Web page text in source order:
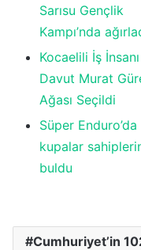
Sarısu Gençlik
Kampı’nda
Kocaelili İş İnsanı
Davut Murat
Ağası Seçildi
Süper Enduro’da
kupalar
buldu
Cumhuriyet’in